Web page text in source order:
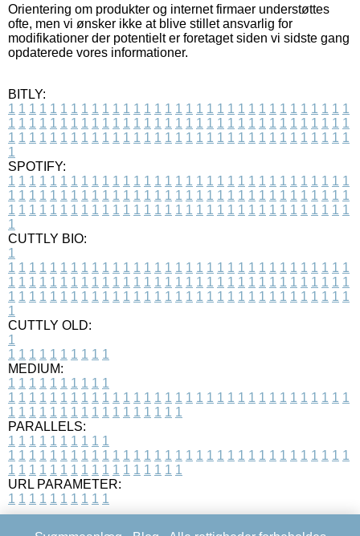
Orientering om produkter og internet firmaer understøttes
ofte, men vi ønsker ikke at blive stillet ansvarlig for
modifikationer der potentielt er foretaget siden vi sidste gang
opdaterede vores informationer.
BITLY:
1 1 1 1 1 1 1 1 1 1 1 1 1 1 1 1 1 1 1 1 1 1 1 1 1 1 1 1 1 1 1 1 1
1 1 1 1 1 1 1 1 1 1 1 1 1 1 1 1 1 1 1 1 1 1 1 1 1 1 1 1 1 1 1 1 1
1 1 1 1 1 1 1 1 1 1 1 1 1 1 1 1 1 1 1 1 1 1 1 1 1 1 1 1 1 1 1 1 1
1
SPOTIFY:
1 1 1 1 1 1 1 1 1 1 1 1 1 1 1 1 1 1 1 1 1 1 1 1 1 1 1 1 1 1 1 1 1
1 1 1 1 1 1 1 1 1 1 1 1 1 1 1 1 1 1 1 1 1 1 1 1 1 1 1 1 1 1 1 1 1
1 1 1 1 1 1 1 1 1 1 1 1 1 1 1 1 1 1 1 1 1 1 1 1 1 1 1 1 1 1 1 1 1
1
CUTTLY BIO:
1
1 1 1 1 1 1 1 1 1 1 1 1 1 1 1 1 1 1 1 1 1 1 1 1 1 1 1 1 1 1 1 1 1
1 1 1 1 1 1 1 1 1 1 1 1 1 1 1 1 1 1 1 1 1 1 1 1 1 1 1 1 1 1 1 1 1
1 1 1 1 1 1 1 1 1 1 1 1 1 1 1 1 1 1 1 1 1 1 1 1 1 1 1 1 1 1 1 1 1
1
CUTTLY OLD:
1
1 1 1 1 1 1 1 1 1 1
MEDIUM:
1 1 1 1 1 1 1 1 1 1
1 1 1 1 1 1 1 1 1 1 1 1 1 1 1 1 1 1 1 1 1 1 1 1 1 1 1 1 1 1 1 1 1
1 1 1 1 1 1 1 1 1 1 1 1 1 1 1 1 1
PARALLELS:
1 1 1 1 1 1 1 1 1 1
1 1 1 1 1 1 1 1 1 1 1 1 1 1 1 1 1 1 1 1 1 1 1 1 1 1 1 1 1 1 1 1 1
1 1 1 1 1 1 1 1 1 1 1 1 1 1 1 1 1
URL PARAMETER:
1 1 1 1 1 1 1 1 1 1